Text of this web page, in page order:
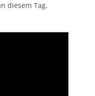
diesem Tag.